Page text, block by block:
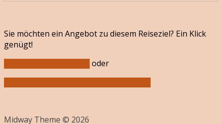
Sie möchten ein Angebot zu diesem Reiseziel? Ein Klick
genügt!
oder
Midway Theme © 2026